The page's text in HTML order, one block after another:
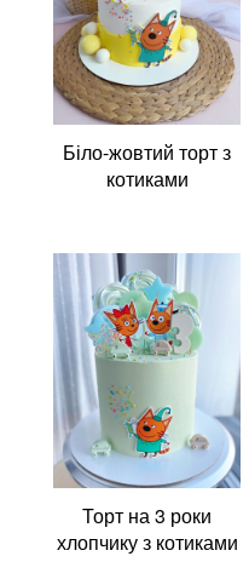
Біло-жовтий торт з
котиками
Торт на 3 роки
хлопчику з котиками